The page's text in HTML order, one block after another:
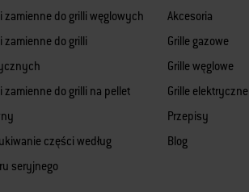
zamienne do grilli węglowych
zamienne do grilli
zamienne do grilli na pellet
części według
seryjnego
Akcesoria
Grille gazowe
Grille węglowe
Grille elektryczne
Przepisy
Blog